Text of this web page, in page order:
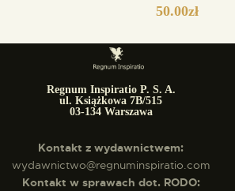
50.00zł
Regnum Inspiratio P. S. A.
ul. Książkowa 7B/515
03-134 Warszawa
Kontakt z wydawnictwem:
wydawnictwo@regnuminspiratio.com
Kontakt w sprawach dot. RODO: